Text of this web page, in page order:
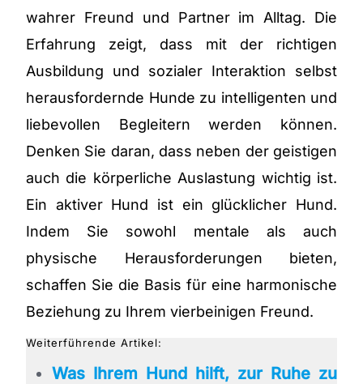
wahrer Freund und Partner im Alltag. Die
Erfahrung zeigt, dass mit der richtigen
Ausbildung und sozialer Interaktion selbst
herausfordernde Hunde zu intelligenten und
liebevollen Begleitern werden können.
Denken Sie daran, dass neben der geistigen
auch die körperliche Auslastung wichtig ist.
Ein aktiver Hund ist ein glücklicher Hund.
Indem Sie sowohl mentale als auch
physische Herausforderungen bieten,
schaffen Sie die Basis für eine harmonische
Beziehung zu Ihrem vierbeinigen Freund.
Weiterführende Artikel:
Was Ihrem Hund hilft, zur Ruhe zu